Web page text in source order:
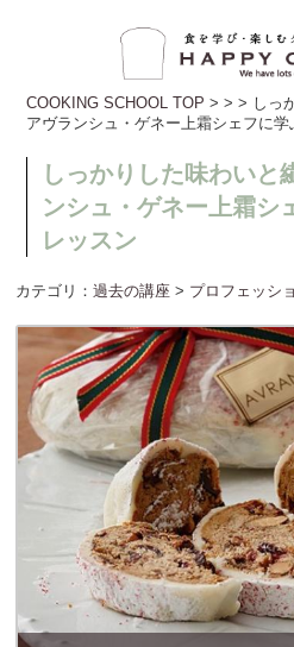
COOKING SCHOOL TOP > >> しっ
アヴランシュ・ゲネー上霜シェフに
しっかりした味わいと
ンシュ・ゲネー上霜シ
レッスン
カテゴリ：過去の講座 > プロフェッシ